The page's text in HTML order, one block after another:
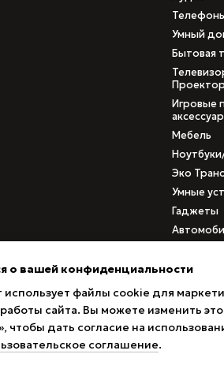
Умный
Бытовая
Игровые
Мебель
Эко
Умные
Гаджеты
Товары
о вашей конфиденциальности
использует файлы cookie для
сайта. Вы можете изменить
чтобы дать согласие на
соглашение.